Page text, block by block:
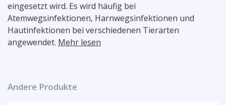
eingesetzt wird. Es wird häufig bei
Atemwegsinfektionen, Harnwegsinfektionen und
Hautinfektionen bei verschiedenen Tierarten
angewendet. Mehr lesen
Andere Produkte